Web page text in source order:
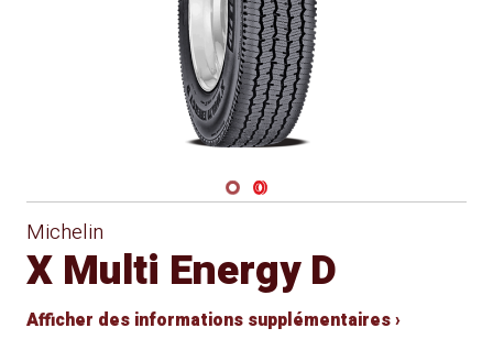
Navigate 1
Navigate 2
Michelin
X Multi Energy D
Afficher des informations supplémentaires ›